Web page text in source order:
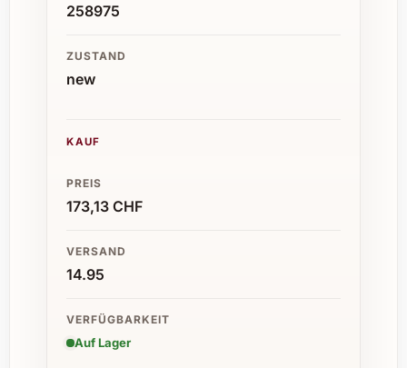
258975
ZUSTAND
new
KAUF
PREIS
173,13 CHF
VERSAND
14.95
VERFÜGBARKEIT
Auf Lager